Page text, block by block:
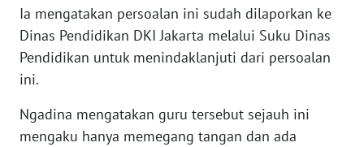
Ia mengatakan persoalan ini sudah dilaporkan ke
Dinas Pendidikan DKI Jakarta melalui Suku Dinas
Pendidikan untuk menindaklanjuti dari persoalan
ini.
Ngadina mengatakan guru tersebut sejauh ini
mengaku hanya memegang tangan dan ada
PAPUA
WN
PAPUA
WN